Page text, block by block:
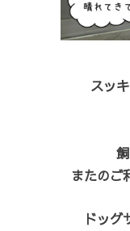
スッ
またのご
ドッグ